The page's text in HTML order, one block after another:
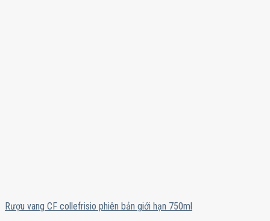
Rượu vang CF collefrisio phiên bản giới hạn 750ml